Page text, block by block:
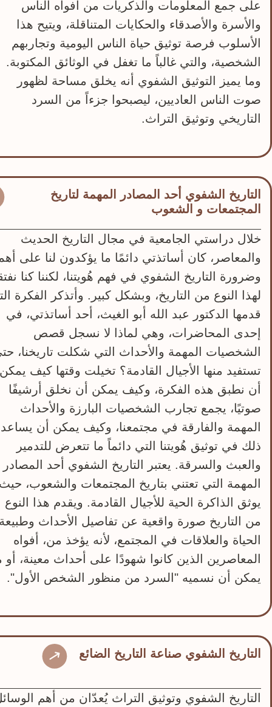
على جمع المعلومات والذكريات من أفواه الناس
والأسرة والأصدقاء والحكايات المتناقلة، ويتيح هذا
الأسلوب فرصة توثيق حياة الناس اليومية وتجاربهم
الشخصية، والتي غالباً ما تغفل في الوثائق المكتوبة.
وما يميز التوثيق الشفوي أنه يخلق مساحة لظهور
صوت الناس العاديين، ليصبحوا جزءاً من السرد
التاريخي وتوثيق التراث.
التاريخ الشفوي أحد المصادر المهمة لتاريخ
المجتمعات و الشعوب
خلال دراستي الجامعية في مجال التاريخ الحديث
والمعاصر، كان أساتذتي دائمًا ما يؤكدون لنا على
وضرورة التاريخ الشفوي في فهم هُويتنا، لكننا كنا
لهذا النوع من التاريخ، وبشكل كبير. وأتذكر الفكرة
قدمها الدكتور عبد الله أبو الغيث، أحد أساتذتي، في
إحدى المحاضرات، وهي لماذا لا نسجل قصص
الشخصيات المهمة والأحداث التي شكلت تاريخنا،
تستفيد منها الأجيال القادمة؟ تخيلت وقتها كيف يمكن
أن نطبق هذه الفكرة، وكيف يمكن أن نخلق أرشيفًا
صوتيًا، يجمع تجارب الشخصيات البارزة والأحداث
المهمة والفارقة في مجتمعنا، وكيف يمكن أن
ذلك في توثيق هُويتنا التي دائماً ما تتعرض للتدمير
والعبث والسرقة. يعتبر التاريخ الشفوي أحد المصادر
المهمة التي تعتني بتاريخ المجتمعات والشعوب،
يوثق الذاكرة الحية للأجيال القادمة. ويقدم هذا النوع
من التاريخ صورة واقعية عن تفاصيل الأحداث
الحياة والعلاقات في المجتمع، لأنه يؤخذ من، أفواه
المعاصرين الذين كانوا شهودًا على أحداث معينة، أو
يمكن أن نسميه "السرد من منظور الشخص الأول".
التاريخ الشفوي صناعة التاريخ الضائع
التاريخ الشفوي وتوثيق التراث يُعدّان من أهم